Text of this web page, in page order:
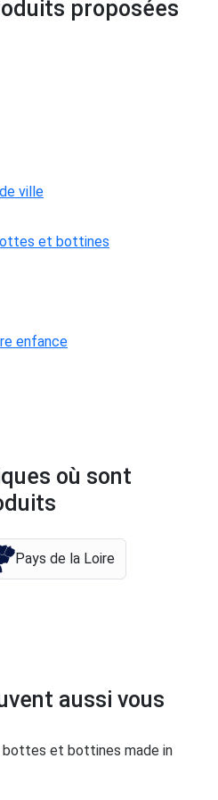
proposées
ville
et bottines
enfance
où sont
Pays de la Loire
aussi vous
et bottines made in